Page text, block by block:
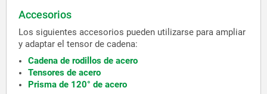
Accesorios
Los siguientes accesorios pueden utilizarse para ampliar
y adaptar el tensor de cadena:
Cadena de rodillos de acero
Tensores de acero
Prisma de 120° de acero